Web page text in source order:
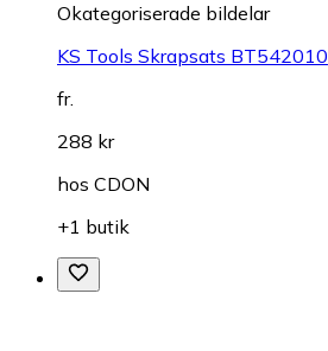
Okategoriserade bildelar
KS Tools Skrapsats BT542010
fr.
288 kr
hos CDON
+1 butik